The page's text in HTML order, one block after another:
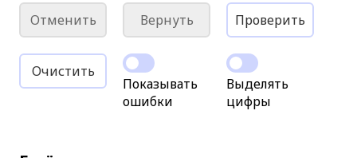
Отменить Вернуть Проверить
Очистить
Показывать
ошибки
Выделять
цифры